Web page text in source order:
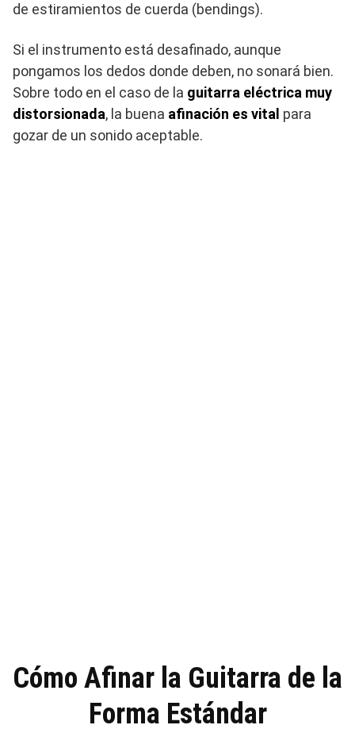
de estiramientos de cuerda (bendings).
Si el instrumento está desafinado, aunque
pongamos los dedos donde deben, no sonará bien.
Sobre todo en el caso de la guitarra eléctrica muy
distorsionada, la buena afinación es vital para
gozar de un sonido aceptable.
Cómo Afinar la Guitarra de la
Forma Estándar